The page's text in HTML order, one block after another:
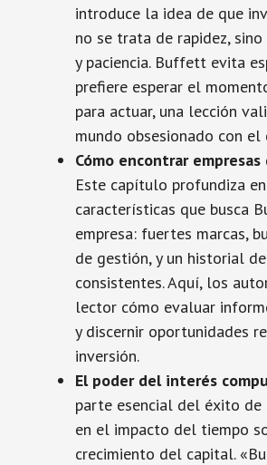
introduce la idea de que
no se trata de rapidez,
y paciencia. Buffett evita
prefiere esperar el
para actuar, una lección
mundo obsesionado con
Cómo encontrar
Este capítulo profundiza
características que busca
empresa: fuertes marcas,
de gestión, y un historial
consistentes. Aquí, los
lector cómo evaluar
y discernir oportunidades
inversión.
El poder del interés
parte esencial del éxito
en el impacto del tiempo
crecimiento del capital.